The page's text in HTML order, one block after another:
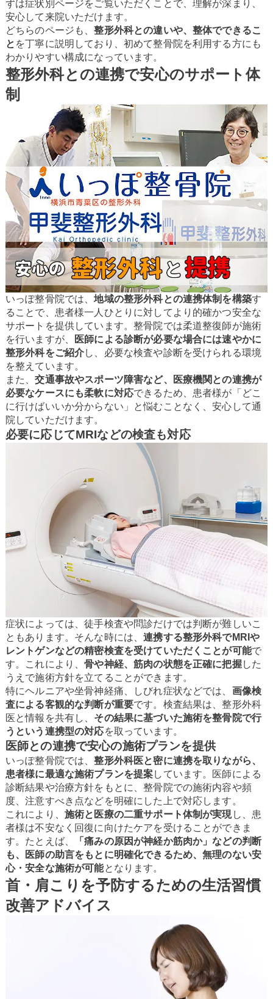
ずは症状別ページをご覧いただくことで、理解が深まり、
安心して来院いただけます。
どちらのページも、整形外科との違いや、整体でできるこ
と を丁寧に説明しており、初めて整骨院を利用する方にも
わかりやすい構成になっています。
整形外科との連携で安心のサポート体
制
いっぽ整骨院では、地域の整形外科との連携体制を構築す
ることで、患者様一人ひとりに対してより的確かつ安全な
サポートを提供しています。整骨院では柔道整復師が施術
を行いますが、
医師による診断が必要な場合には速やかに
整形外科をご紹介し、必要な検査や診断を受けられる環境
を整えています。
また、交通事故やスポーツ障害など、医療機関との連携が
必要なケースにも柔軟に対応できるため、患者様が「どこ
に行けばいいか分からない」と悩むことなく、安心して通
院していただけます。
必要に応じてMRIなどの検査も対応
症状によっては、徒手検査や問診だけでは判断が難しいこ
ともあります。そんな時には、連携する整形外科でMRIや
レントゲンなどの精密検査を受けていただくことが可能で
す。これにより、骨や神経、筋肉の状態を正確に把握した
うえで施術方針を立てることができます。
特にヘルニアや坐骨神経痛、しびれ症状などでは、 画像検
査による客観的な判断が重要です。検査結果は、整形外科
医と情報を共有し、 その結果に基づいた施術を整骨院で行
うという連携型の対応を取っています。
医師との連携で安心の施術プランを提供
いっぽ整骨院では、整形外科医と密に連携を取りながら、
患者様に最適な施術プランを提案しています。医師による
診断結果や治療方針をもとに、整骨院での施術内容や頻
度、注意すべき点などを明確にした上で対応します。
これにより、 施術と医療の二重サポート体制が実現し、患
者様は不安なく回復に向けたケアを受けることができま
す。たとえば、
「痛みの原因が神経か筋肉か」などの判断
も、医師の助言をもとに明確化できるため、無理のない安
心・安全な施術が可能となります。
首・肩こりを予防するための生活習慣
改善アドバイス